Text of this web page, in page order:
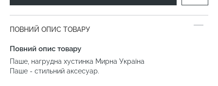
ПОВНИЙ ОПИС ТОВАРУ
Повний опис товару
Паше, нагрудна хустинка Мирна Україна
Паше - стильний аксесуар.